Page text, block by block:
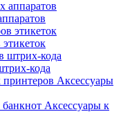
кода
Аксессуары
Аксессуары к